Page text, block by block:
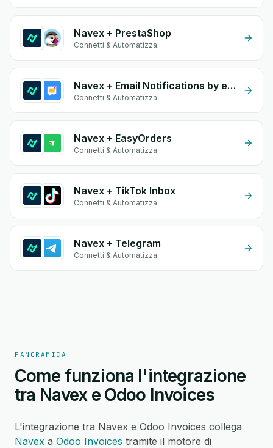
Navex + PrestaShop
Connetti & Automatizza
Navex + Email Notifications by eGrow
Connetti & Automatizza
Navex + EasyOrders
Connetti & Automatizza
Navex + TikTok Inbox
Connetti & Automatizza
Navex + Telegram
Connetti & Automatizza
PANORAMICA
Come funziona l'integrazione
tra Navex e Odoo Invoices
L'integrazione tra Navex e Odoo Invoices collega
Navex a Odoo Invoices tramite il motore di